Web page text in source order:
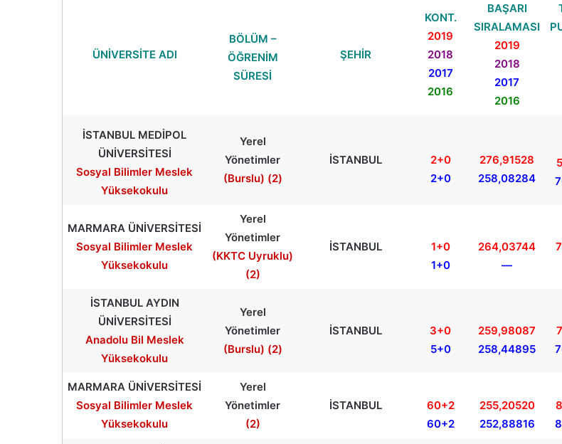
ÜNİVERSİTE ADI
BÖLÜM –
ÖĞRENİM
SÜRESİ
ŞEHİR
KONT.
2019
2018
2017
2016
BAŞARI
SIRALAMASI
2019
2018
2017
2016
İSTANBUL MEDİPOL
ÜNİVERSİTESİ
Sosyal Bilimler Meslek
Yüksekokulu
Yerel
Yönetimler
(Burslu) (2)
İSTANBUL
2+0
2+0
276,91528
258,08284
MARMARA ÜNİVERSİTESİ
Sosyal Bilimler Meslek
Yüksekokulu
Yerel
Yönetimler
(KKTC Uyruklu)
(2)
İSTANBUL
1+0
1+0
264,03744
—
İSTANBUL AYDIN
ÜNİVERSİTESİ
Anadolu Bil Meslek
Yüksekokulu
Yerel
Yönetimler
(Burslu) (2)
İSTANBUL
3+0
5+0
259,98087
258,44895
MARMARA ÜNİVERSİTESİ
Sosyal Bilimler Meslek
Yüksekokulu
Yerel
Yönetimler
(2)
İSTANBUL
60+2
60+2
255,20520
252,88816